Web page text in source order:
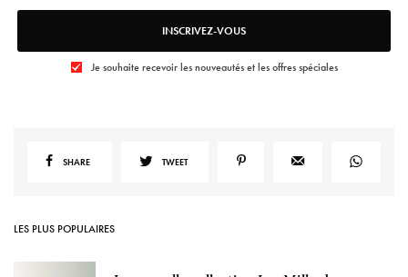
INSCRIVEZ-VOUS
Je souhaite recevoir les nouveautés et les offres spéciales
SHARE TWEET
LES PLUS POPULAIRES